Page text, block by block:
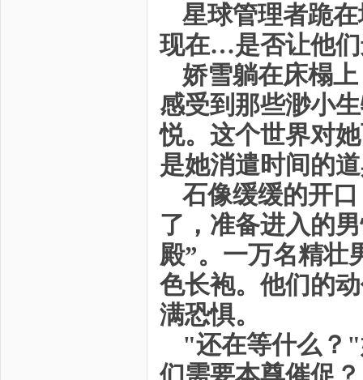
星球管理者跪
现在…是否让他
娇雪躺在床榻
感受到那些渺小
悦。这个世界对
是她消遣时间的
石像缓缓的开
了，准备进入的
殿”。一万名精壮
色长袍。他们的
满恐惧。
"还在等什么？